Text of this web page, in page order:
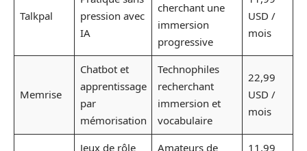
Talkpal
pression avec
IA
cherchant une
immersion
progressive
USD /
mois
Memrise
Chatbot et
apprentissage
par
mémorisation
Technophiles
recherchant
immersion et
vocabulaire
22,99
USD /
mois
Jeux de rôle
Amateurs de
11,99